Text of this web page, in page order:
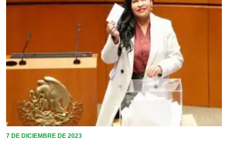
7 DE DICIEMBRE DE 2023